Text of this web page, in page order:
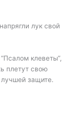
лук свой
клеветы”,
плетут свою
защите.